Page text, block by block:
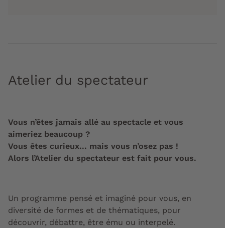
Atelier du spectateur
Vous n’êtes jamais allé au spectacle et vous
aimeriez beaucoup ?
Vous êtes curieux... mais vous n’osez pas !
Alors l’Atelier du spectateur est fait pour vous.
Un programme pensé et imaginé pour vous, en
diversité de formes et de thématiques, pour
découvrir, débattre, être ému ou interpelé.